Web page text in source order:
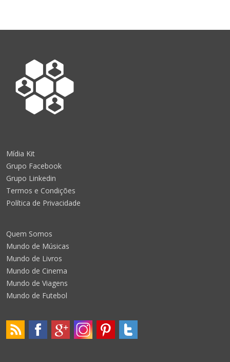
Mídia Kit
Grupo Facebook
Grupo Linkedin
Termos e Condições
Política de Privacidade
Quem Somos
Mundo de Músicas
Mundo de Livros
Mundo de Cinema
Mundo de Viagens
Mundo de Futebol